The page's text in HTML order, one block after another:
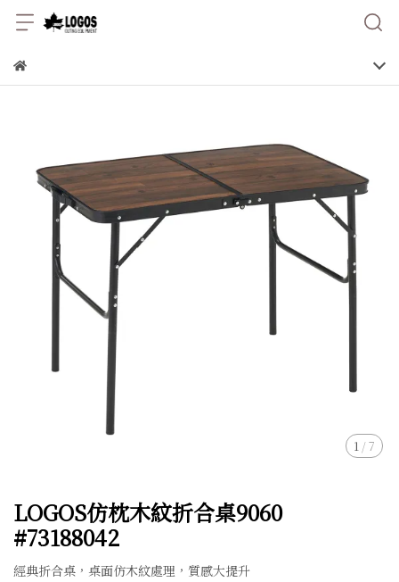
1 /7
LOGOS仿枕木紋折合桌9060
#73188042
經典折合桌，桌面仿木紋處理，質感大提升